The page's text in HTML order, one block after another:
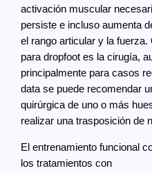
activación muscular
persiste e incluso aumenta
el rango articular y la
para dropfoot es la cirugía,
principalmente para casos
data se puede recomendar
quirúrgica de uno o más
realizar una trasposición de
El entrenamiento funcional
los tratamientos con